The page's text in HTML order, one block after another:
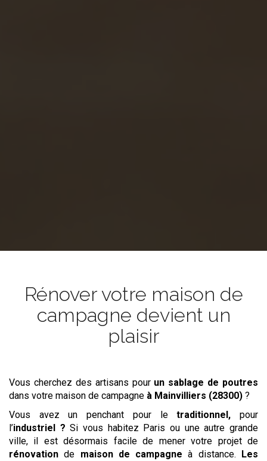
Rénover votre maison de
campagne devient un
plaisir
Vous cherchez des artisans pour un sablage de poutres
dans votre maison de campagne à Mainvilliers (28300) ?
Vous avez un penchant pour letraditionnel,pour
l’industriel ? Si vous habitez Paris ou une autre grande
ville, il est désormais facile de mener votre projet de
rénovation de maison de campagneà distance.
Les